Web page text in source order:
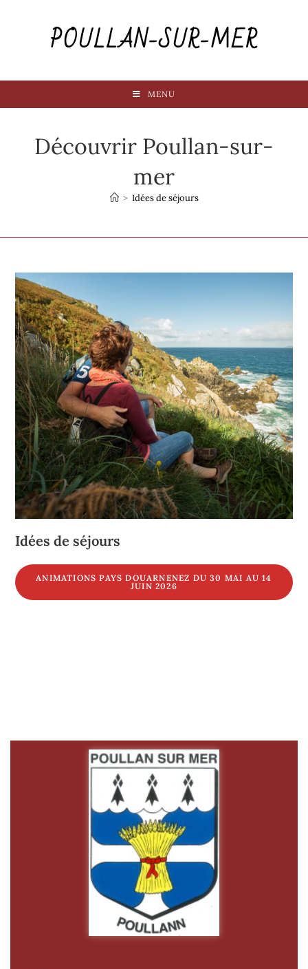
POULLAN-SUR-MER
MENU
Découvrir Poullan-sur-
mer
> Idées de séjours
Idées de séjours
ANIMATIONS PAYS DOUARNENEZ DU 30 MAI AU 14
JUIN 2026